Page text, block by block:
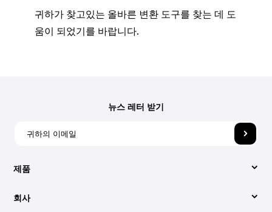
귀하가 찾고있는 올바른 변환 도구를 찾는 데 도
움이 되었기를 바랍니다.
제품
비디오 컨버터
회사
뉴스 레터 받기